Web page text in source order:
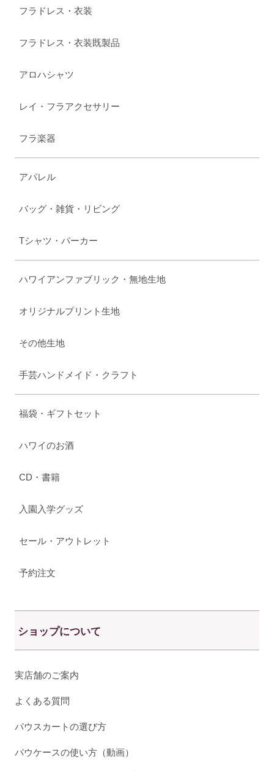
フラドレス・衣装
フラドレス・衣装既製品
アロハシャツ
レイ・フラアクセサリー
フラ楽器
アパレル
バッグ・雑貨・リビング
Tシャツ・パーカー
ハワイアンファブリック・無地生地
オリジナルプリント生地
その他生地
手芸ハンドメイド・クラフト
福袋・ギフトセット
ハワイのお酒
CD・書籍
入園入学グッズ
セール・アウトレット
予約注文
ショップについて
実店舗のご案内
よくある質問
パウスカートの選び方
パウケースの使い方（動画）